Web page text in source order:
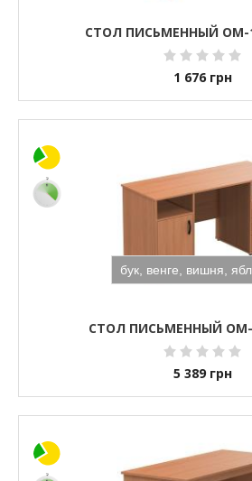
СТОЛ ПИСЬМЕННЫЙ ОМ-
1 676 грн
СТОЛ ПИСЬМЕННЫЙ
5 389 грн